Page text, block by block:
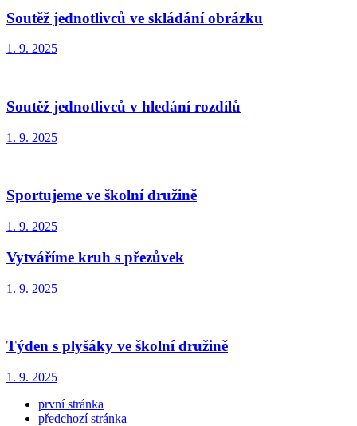
Soutěž jednotlivců ve skládání obrázku
1. 9. 2025
Soutěž jednotlivců v hledání rozdílů
1. 9. 2025
Sportujeme ve školní družině
1. 9. 2025
Vytváříme kruh s přezůvek
1. 9. 2025
Týden s plyšáky ve školní družině
1. 9. 2025
první stránka
předchozí stránka